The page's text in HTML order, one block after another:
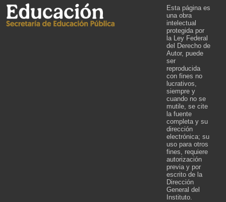
Esta página es
una obra
intelectual
protegida por
la Ley Federal
del Derecho de
Autor, puede
ser
reproducida
con fines no
lucrativos,
siempre y
cuando no se
mutile, se cite
la fuente
completa y su
dirección
electrónica; su
uso para otros
fines, requiere
autorización
previa y por
escrito de la
Dirección
General del
Instituto.